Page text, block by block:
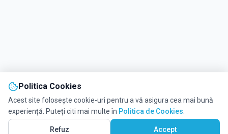
Vezi pe Hartă
Politica Cookies
Acest site folosește cookie-uri pentru a vă asigura cea mai bună
experiență. Puteți citi mai multe în Politica de Cookies
Refuz Accept